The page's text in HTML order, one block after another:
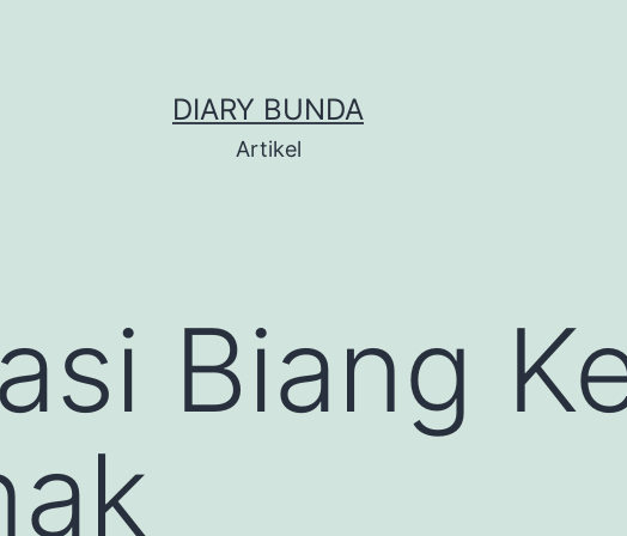
DIARY BUNDA
Artikel
Biang